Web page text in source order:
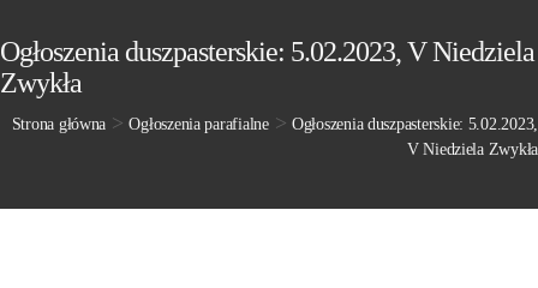
Ogłoszenia duszpasterskie: 5.02.2023, V Niedziela
Zwykła
Strona główna >Ogłoszenia parafialne> Ogłoszenia duszpasterskie: 5.02.2023,
V Niedziela Zwykła